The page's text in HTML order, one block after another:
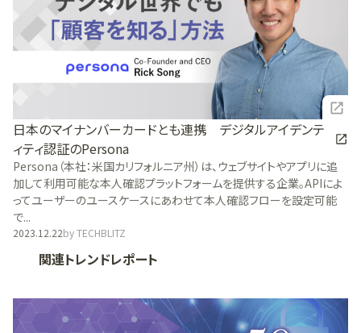
日本のマイナンバーカードとも連携 デジタルアイデンテ
ィティ認証のPersona
Persona（本社：米国カリフォルニア州）は、ウェブサイトやアプリに追
加して利用可能な本人確認プラットフォームを提供する企業。APIによ
ってユーザーのユースケースにあわせて本人確認フローを設定可能
で...
2023.12.22byTECHBLITZ
関連トレンドレポート